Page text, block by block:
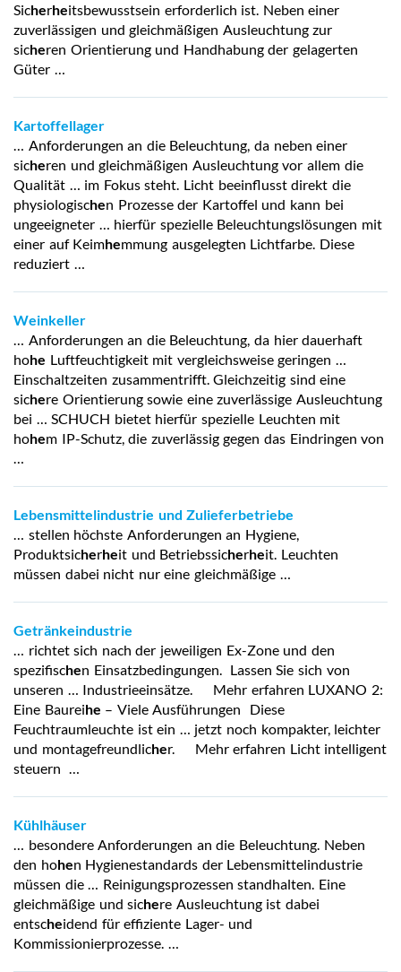
Sicherheitsbewusstsein erforderlich ist. Neben einer
zuverlässigen und gleichmäßigen Ausleuchtung zur
sicheren Orientierung und Handhabung der gelagerten
Güter …
Kartoffellager
… Anforderungen an die Beleuchtung, da neben einer
sicheren und gleichmäßigen Ausleuchtung vor allem die
Qualität … im Fokus steht. Licht beeinflusst direkt die
physiologischen Prozesse der Kartoffel und kann bei
ungeeigneter … hierfür spezielle Beleuchtungslösungen mit
einer auf Keimhemmung ausgelegten Lichtfarbe. Diese
reduziert …
Weinkeller
… Anforderungen an die Beleuchtung, da hier dauerhaft
hohe Luftfeuchtigkeit mit vergleichsweise geringen …
Einschaltzeiten zusammentrifft. Gleichzeitig sind eine
sichere Orientierung sowie eine zuverlässige Ausleuchtung
bei … SCHUCH bietet hierfür spezielle Leuchten mit
hohem IP-Schutz, die zuverlässig gegen das Eindringen von
…
Lebensmittelindustrie und Zulieferbetriebe
… stellen höchste Anforderungen an Hygiene,
Produktsicherheit und Betriebssicherheit. Leuchten
müssen dabei nicht nur eine gleichmäßige …
Getränkeindustrie
… richtet sich nach der jeweiligen Ex-Zone und den
spezifischen Einsatzbedingungen. Lassen Sie sich von
unseren … Industrieeinsätze. Mehr erfahren LUXANO 2:
Eine Baureihe – Viele Ausführungen Diese
Feuchtraumleuchte ist ein … jetzt noch kompakter, leichter
und montagefreundlicher. Mehr erfahren Licht intelligent
steuern …
Kühlhäuser
… besondere Anforderungen an die Beleuchtung. Neben
den hohen Hygienestandards der Lebensmittelindustrie
müssen die … Reinigungsprozessen standhalten. Eine
gleichmäßige und sichere Ausleuchtung ist dabei
entscheidend für effiziente Lager- und
Kommissionierprozesse. …